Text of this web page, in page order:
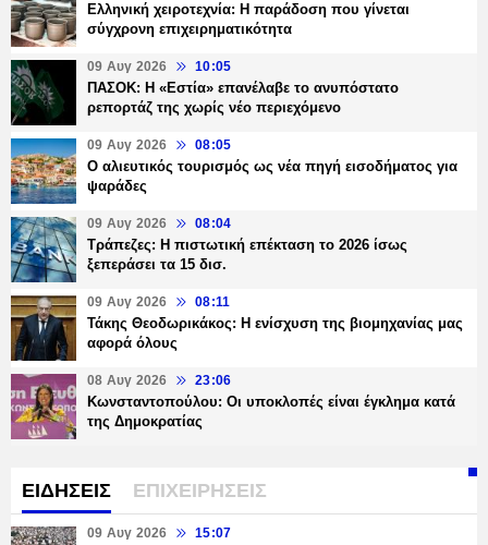
Ελληνική χειροτεχνία: Η παράδοση που γίνεται
σύγχρονη επιχειρηματικότητα
09 Αυγ 2026 10:05
ΠΑΣΟΚ: Η «Εστία» επανέλαβε το ανυπόστατο
ρεπορτάζ της χωρίς νέο περιεχόμενο
09 Αυγ 2026 08:05
Ο αλιευτικός τουρισμός ως νέα πηγή εισοδήματος για
ψαράδες
09 Αυγ 2026 08:04
Τράπεζες: H πιστωτική επέκταση το 2026 ίσως
ξεπεράσει τα 15 δισ.
09 Αυγ 2026 08:11
Τάκης Θεοδωρικάκος: Η ενίσχυση της βιομηχανίας μας
αφορά όλους
08 Αυγ 2026 23:06
Κωνσταντοπούλου: Οι υποκλοπές είναι έγκλημα κατά
της Δημοκρατίας
ΕΙΔΗΣΕΙΣ ΕΠΙΧΕΙΡΗΣΕΙΣ
09 Αυγ 2026 15:07